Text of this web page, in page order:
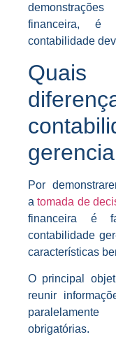
financeira, é
contabilidade
Quais
Por
atomada de
financeira é
contabilidade
características
O principal
reunir
obrigatórias.